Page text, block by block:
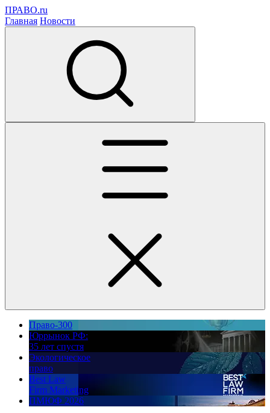
ПРАВО.ru
Главная Новости
Право-300
Юррынок РФ:
35 лет спустя
Экологическое
право
Best Law
Firm Marketing
ПМЮФ 2026